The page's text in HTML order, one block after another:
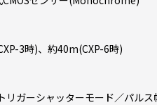
3時)、約40m(CXP-6時)
リガーシャッターモード／パル